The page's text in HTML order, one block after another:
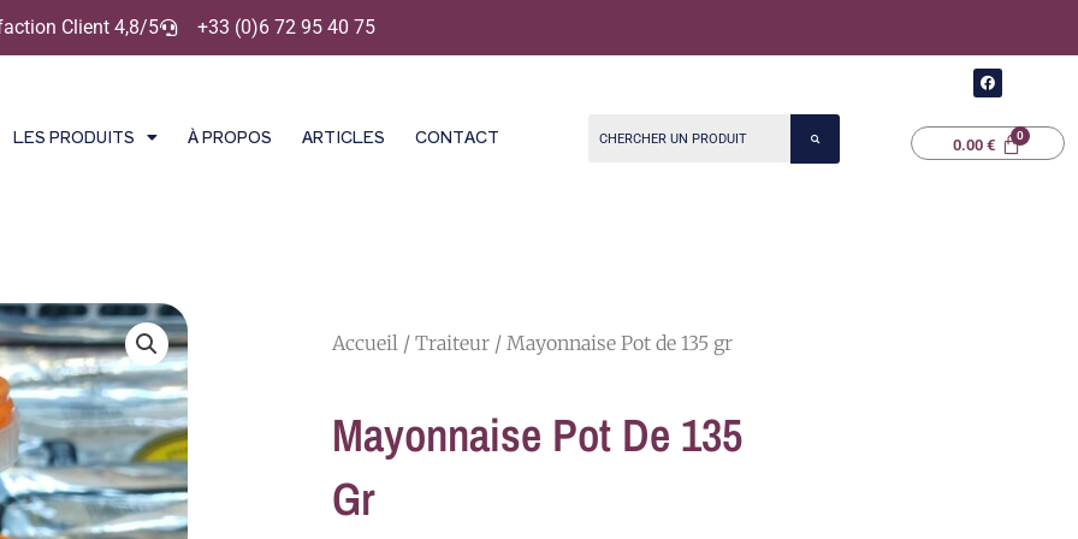
Client 4,8/5 +33 (0)6 72 95 40 75
LES PRODUITS À PROPOS ARTICLES CONTACT
F
a
c
b
o
o
0.00€
Accueil/ Traiteur/ Mayonnaise Pot de 135 gr
Mayonnaise Pot De 135
Gr